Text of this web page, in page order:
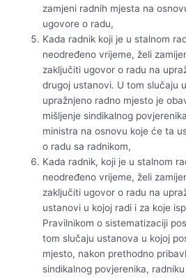
zamjeni radnih mjesta na
ugovore o radu,
Kada radnik koji je u stalnom
neodređeno vrijeme, želi
zaključiti ugovor o radu na
drugoj ustanovi. U tom slučaju
upražnjeno radno mjesto je
mišljenje sindikalnog
ministra na osnovu koje će ta
o radu sa radnikom,
Kada radnik, koji je u stalnom
neodređeno vrijeme, želi
zaključiti ugovor o radu na
ustanovi u kojoj radi i za koje
Pravilnikom o sistematizaciji
tom slučaju ustanova u kojoj
mjesto, nakon prethodno
sindikalnog povjerenika,